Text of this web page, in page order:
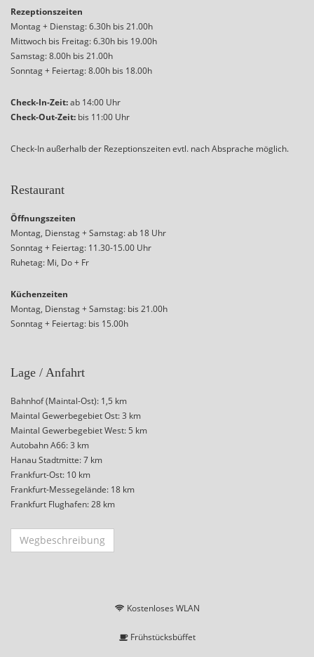
Rezeptionszeiten
Montag + Dienstag: 6.30h bis 21.00h
Mittwoch bis Freitag: 6.30h bis 19.00h
Samstag: 8.00h bis 21.00h
Sonntag + Feiertag: 8.00h bis 18.00h
Check-In-Zeit:ab 14:00 Uhr
Check-Out-Zeit: bis 11:00 Uhr
Check-In außerhalb der Rezeptionszeiten evtl. nach Absprache möglich.
Restaurant
Öffnungszeiten
Montag, Dienstag + Samstag: ab 18 Uhr
Sonntag + Feiertag: 11.30-15.00 Uhr
Ruhetag: Mi, Do + Fr
Küchenzeiten
Montag, Dienstag + Samstag: bis 21.00h
Sonntag + Feiertag: bis 15.00h
Lage / Anfahrt
Bahnhof (Maintal-Ost): 1,5 km
Maintal Gewerbegebiet Ost: 3 km
Maintal Gewerbegebiet West: 5 km
Autobahn A66: 3 km
Hanau Stadtmitte: 7 km
Frankfurt-Ost: 10 km
Frankfurt-Messegelände: 18 km
Frankfurt Flughafen: 28 km
Wegbeschreibung
Kostenloses WLAN
Frühstücksbüffet